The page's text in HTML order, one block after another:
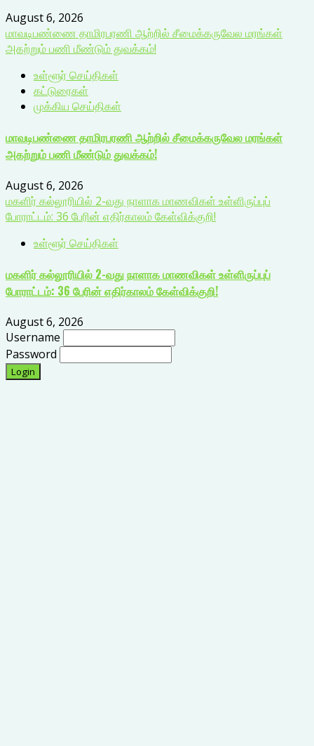
August 6, 2026
மாவடிபண்ணை தாமிரபரணி ஆற்றில் சீமைக்கருவேல மரங்கள்
அகற்றும் பணி மீண்டும் துவக்கம்!
உள்ளூர் செய்திகள்
கட்டுரைகள்
முக்கிய செய்திகள்
மாவடிபண்ணை தாமிரபரணி ஆற்றில் சீமைக்கருவேல மரங்கள்
அகற்றும் பணி மீண்டும் துவக்கம்!
August 6, 2026
மகளிர் கல்லூரியில் 2-வது நாளாக மாணவிகள் உள்ளிருப்புப்
போராட்டம்: 36 பேரின் எதிர்காலம் கேள்விக்குறி!
உள்ளூர் செய்திகள்
மகளிர் கல்லூரியில் 2-வது நாளாக மாணவிகள் உள்ளிருப்புப்
போராட்டம்: 36 பேரின் எதிர்காலம் கேள்விக்குறி!
August 6, 2026
Username
Password